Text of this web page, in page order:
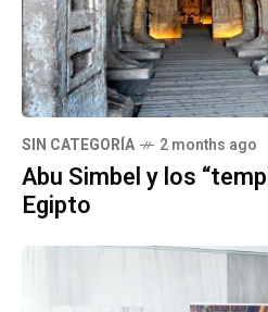
SIN CATEGORÍA 2 months ago
Abu Simbel y los
Egipto